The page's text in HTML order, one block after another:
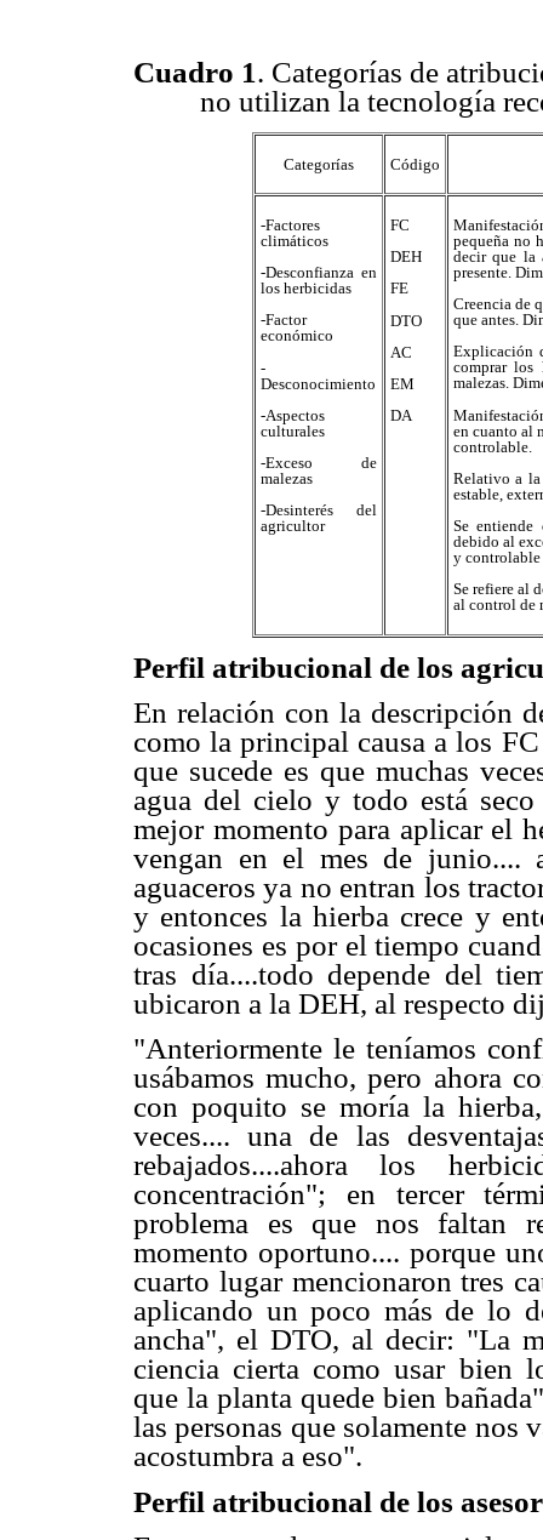
Cuadro 1. Categorías de
no utilizan la tecnología
Categorías Código
-Factores
climáticos
-Desconfianza en
los herbicidas
-Factor
económico
-
Desconocimiento
-Aspectos
culturales
-Exceso de
malezas
-Desinterés del
agricultor
FC
DEH
FE
DTO
AC
EM
DA
pequeña no
decir que la
presente.
Creencia de
que antes.
Explicación
comprar los
malezas.
en cuanto al
controlable.
Relativo a la
estable,
Se entiende
debido al
y controlable
Se refiere al
al control de
Perfil atribucional de los
En relación con la descripción
como la principal causa a los
que sucede es que muchas
agua del cielo y todo está
mejor momento para aplicar el
vengan en el mes de
aguaceros ya no entran los
y entonces la hierba crece y
ocasiones es por el tiempo
tras día....todo depende del
ubicaron a la DEH, al respecto
"Anteriormente le teníamos
usábamos mucho, pero ahora
con poquito se moría la
veces.... una de las
rebajados....ahora los
concentración"; en tercer
problema es que nos faltan
momento oportuno.... porque
cuarto lugar mencionaron tres
aplicando un poco más de lo
ancha", el DTO, al decir: "La
ciencia cierta como usar bien
que la planta quede bien
las personas que solamente nos
acostumbra a eso".
Perfil atribucional de los